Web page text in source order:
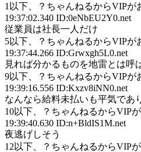
1 以下、？ちゃんねるからVIPが
19:37:02.340 ID:0eNbEU2Y0.net
従業員は社長一人だけ
5以下、？ちゃんねるからVIPが
19:37:44.266 ID:Grwxgh5L0.net
見れば分かるものを地雷とは呼
9以下、？ちゃんねるからVIPが
19:39:16.556 ID:Kxzv8iNN0.net
なんなら給料未払いも平気であ
10以下、？ちゃんねるからVIP
19:39:40.630 ID:n+BldIS1M.net
夜逃げしそう
12 以下、？ちゃんねるからVIP